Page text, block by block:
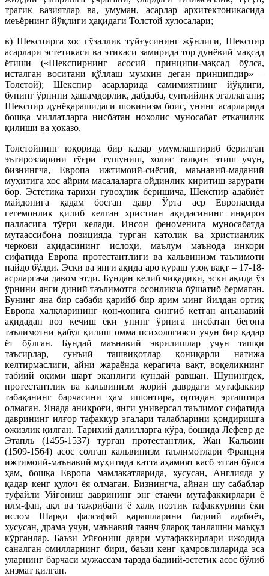
трагик вазиятлар ва, умуман, асарлар архитектоникасида
меъёрнинг йўқлиги ҳақидаги Толстой хулосалари;
в) Шекспирга хос гўзаллик туйғусининг жўнлиги, Шекспир
асарлари эстетикаси ва этикаси замирида тор дунёвий мақсад
ётиши («Шекспирнинг асосий принципи-мақсад бўлса,
исталган воситани қўллаш мумкин деган принципдир» –
Толстой); Шекспир асарларида самимиятнинг йўқлиги,
бунинг ўрнини ҳашамдорлик, дабдаба, сунъийлик эгаллагани;
Шекспир дунёқарашидаги шовинизм боис, унинг асарларида
бошқа миллатларга нисбатан нохолис муносабат еткачилик
қилиши ва ҳоказо.
Толстойнинг юқорида бир қадар умумлаштириб берилган
эътирозларини тўғри тушуниш, холис талқин этиш учун,
бизнингча, Европа ижтимоий-сиёсий, маънавий-маданий
муҳитига хос айрим масалаларга ойдинлик киритиш зарурати
бор. Эстетика тарихи гувоҳлик беришича, Шекспир адабиёт
майдонига қадам босган давр Ўрта аср Европасида
гегемонлик қилиб келган христиан ақидасининг инқироз
палласига тўғри келади. Инсон феноменига муносабатда
мутаассибона позицияда турган католик ва христианлик
черкови ақидасининг ислоҳи, маълум маънода инкори
сифатида Европа протестантлиги ва кальвинизм таълимоти
пайдо бўлди. Эски ва янги ақида аро кураш узоқ вақт – 17-18-
асрларгача давом этди. Бундан келиб чиқадики, эски ақида ўз
ўрнини янги диний таълимотга осонликча бўшатиб бермаган.
Бунинг яна бир сабаби қарийб бир ярим минг йилдан ортиқ
Европа халқларининг қон-қонига сингиб кетган анъанавий
ақидадан воз кечиш ёки унинг ўрнига нисбатан бегона
таълимотни қабул қилиш омма психологияси учун бир қадар
ёт бўлган. Бундай маънавий эврилишлар учун ташқи
таъсирлар, сунъий ташвиқотлар қониқарли натижа
келтирмаслиги, айни жараёнда керагича вақт, воқеликнинг
табиий оқими шарт эканлиги кундай равшан. Шунингдек,
протестантлик ва кальвинизм жорий даврдаги мутафаккир
табақанинг барчасини ҳам ишонтира, ортидан эргаштира
олмаган. Янада аниқроғи, янги универсал таълимот сифатида
даврининг илғор тафаккур эгалари талабларини қондиришга
ожизлик қилган. Тарихий далилларга кўра, бошида Лефевр де
Этапль (1455-1537) турган протестантлик, Жан Кальвин
(1509-1564) асос солган кальвинизм таълимотлари Франция
ижтимоий-маънавий муҳитида катта аҳамият касб этган бўлса
ҳам, бошқа Европа мамлакатларида, хусусан, Англияда у
қадар кенг қулоч ёя олмаган. Бизнингча, айнан шу сабаблар
туфайли Уйғониш даврининг энг етакчи мутафаккирлари ё
илм-фан, ақл ва тажрибани ё халқ поэтик тафаккурини ёки
ислом Шарқи фалсафий қарашларини бадиий адабиёт,
хусусан, драма учун, маънавий таянч ўлароқ танлашни маъқул
кўрганлар. Баъзи Уйғониш даври мутафаккирлари ижодида
саналган омилларнинг бири, баъзи кенг қамровлиларида эса
уларнинг барчаси мужассам тарзда бадиий-эстетик асос бўлиб
хизмат қилган.